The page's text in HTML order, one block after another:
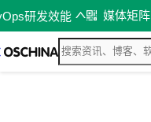
研发效能 媒体矩阵